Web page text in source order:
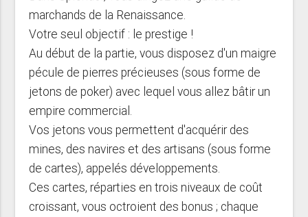
marchands de la Renaissance.
Votre seul objectif : le prestige !
Au début de la partie, vous disposez d'un maigre
pécule de pierres précieuses (sous forme de
jetons de poker) avec lequel vous allez bâtir un
empire commercial.
Vos jetons vous permettent d'acquérir des
mines, des navires et des artisans (sous forme
de cartes), appelés développements.
Ces cartes, réparties en trois niveaux de coût
croissant, vous octroient des bonus ; chaque